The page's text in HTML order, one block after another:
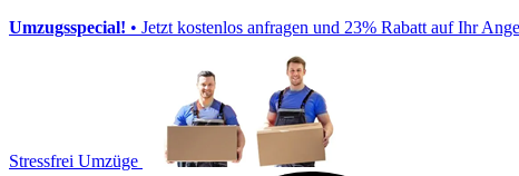
Umzugsspecial! • Jetzt kostenlos anfragen und 23% Rabatt auf Ihr
Stressfrei Umzüge